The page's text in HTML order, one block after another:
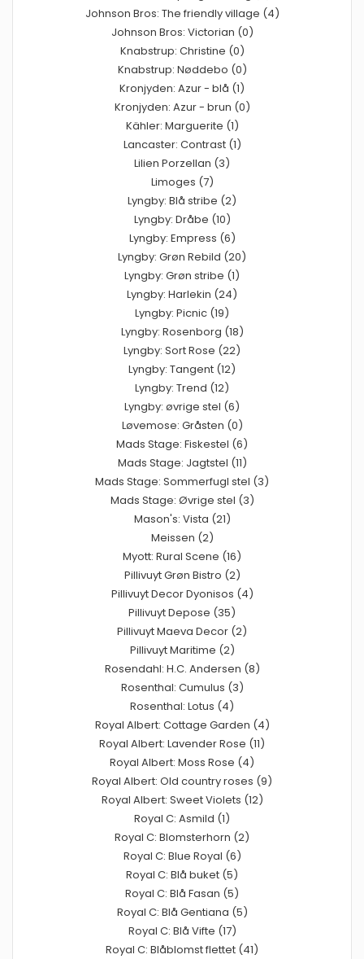
Johnson Bros: The friendly village (4)
Johnson Bros: Victorian (0)
Knabstrup: Christine (0)
Knabstrup: Nøddebo (0)
Kronjyden: Azur - blå (1)
Kronjyden: Azur - brun (0)
Kähler: Marguerite (1)
Lancaster: Contrast (1)
Lilien Porzellan (3)
Limoges (7)
Lyngby: Blå stribe (2)
Lyngby: Dråbe (10)
Lyngby: Empress (6)
Lyngby: Grøn Rebild (20)
Lyngby: Grøn stribe (1)
Lyngby: Harlekin (24)
Lyngby: Picnic (19)
Lyngby: Rosenborg (18)
Lyngby: Sort Rose (22)
Lyngby: Tangent (12)
Lyngby: Trend (12)
Lyngby: øvrige stel (6)
Løvemose: Gråsten (0)
Mads Stage: Fiskestel (6)
Mads Stage: Jagtstel (11)
Mads Stage: Sommerfugl stel (3)
Mads Stage: Øvrige stel (3)
Mason's: Vista (21)
Meissen (2)
Myott: Rural Scene (16)
Pillivuyt Grøn Bistro (2)
Pillivuyt Decor Dyonisos (4)
Pillivuyt Depose (35)
Pillivuyt Maeva Decor (2)
Pillivuyt Maritime (2)
Rosendahl: H.C. Andersen (8)
Rosenthal: Cumulus (3)
Rosenthal: Lotus (4)
Royal Albert: Cottage Garden (4)
Royal Albert: Lavender Rose (11)
Royal Albert: Moss Rose (4)
Royal Albert: Old country roses (9)
Royal Albert: Sweet Violets (12)
Royal C: Asmild (1)
Royal C: Blomsterhorn (2)
Royal C: Blue Royal (6)
Royal C: Blå buket (5)
Royal C: Blå Fasan (5)
Royal C: Blå Gentiana (5)
Royal C: Blå Vifte (17)
Royal C: Blåblomst flettet (41)